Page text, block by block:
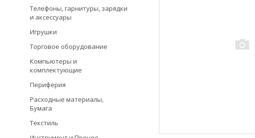
Телефоны, гарнитуры, зарядки
и аксессуары
Игрушки
Торговое оборудование
Компьютеры и
комплектующие
Периферия
Расходные материалы,
Бумага
Текстиль